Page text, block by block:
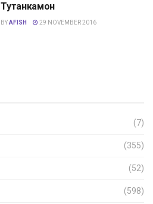
Тутанкамон
BYAFISH 29 NOVEMBER 2016
(7)
(355)
(52)
(598)